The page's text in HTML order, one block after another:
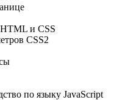
и CSS
CSS2
по языку JavaScript